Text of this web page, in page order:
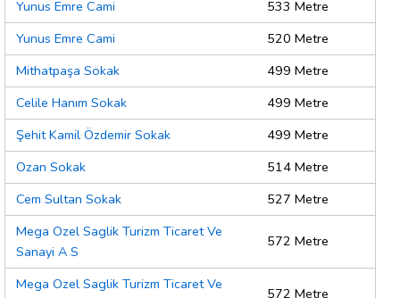
Yunus Emre Cami
533 Metre
Yunus Emre Cami
520 Metre
Mithatpaşa Sokak
499 Metre
Celile Hanım Sokak
499 Metre
Şehit Kamil Özdemir Sokak
499 Metre
Ozan Sokak
514 Metre
Cem Sultan Sokak
527 Metre
Mega Ozel Saglik Turizm Ticaret Ve
Sanayi A S
572 Metre
Mega Ozel Saglik Turizm Ticaret Ve
572 Metre